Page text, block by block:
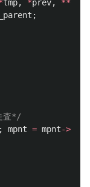
tmp, *prev, **
;
査*/
; mpnt = mpnt->